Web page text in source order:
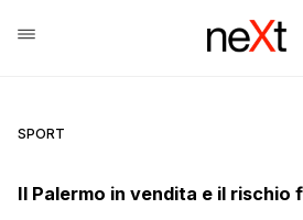
SPORT
Il Palermo in vendita e il rischio